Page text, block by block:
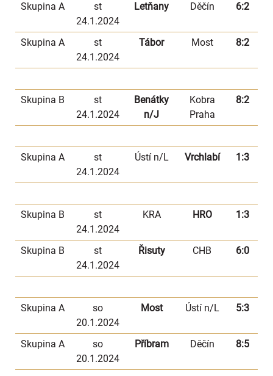
Skupina A
st
24.1.2024
Letňany Děčín 6:2
Skupina A
st
24.1.2024
Tábor Most 8:2
Skupina B
st
24.1.2024
Benátky
n/J
Kobra
Praha
8:2
Skupina A
st
24.1.2024
Ústí n/L Vrchlabí 1:3
Skupina B
st
24.1.2024
KRA HRO 1:3
Skupina B
st
24.1.2024
Řisuty CHB 6:0
Skupina A
so
20.1.2024
Most Ústí n/L 5:3
Skupina A
so
20.1.2024
Příbram Děčín 8:5